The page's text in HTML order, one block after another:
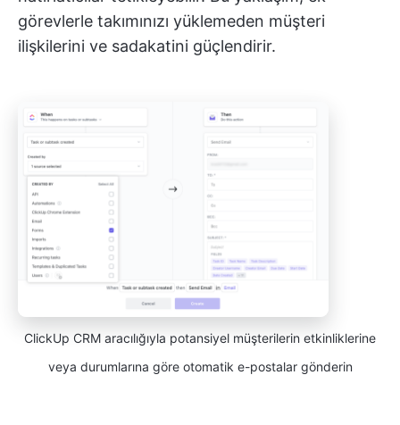
görevlerle takımınızı yüklemeden müşteri
ilişkilerini ve sadakatini güçlendirir.
ClickUp CRM aracılığıyla potansiyel müşterilerin etkinliklerine
veya durumlarına göre otomatik e-postalar gönderin